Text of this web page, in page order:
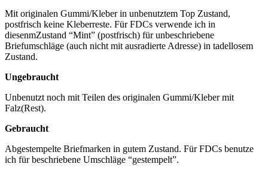
Mit originalen Gummi/Kleber in unbenutztem Top Zustand,
postfrisch keine Kleberreste. Für FDCs verwende ich in
diesenmZustand “Mint” (postfrisch) für unbeschriebene
Briefumschläge (auch nicht mit ausradierte Adresse) in tadellosem
Zustand.
Ungebraucht
Unbenutzt noch mit Teilen des originalen Gummi/Kleber mit
Falz(Rest).
Gebraucht
Abgestempelte Briefmarken in gutem Zustand. Für FDCs benutze
ich für beschriebene Umschläge “gestempelt”.